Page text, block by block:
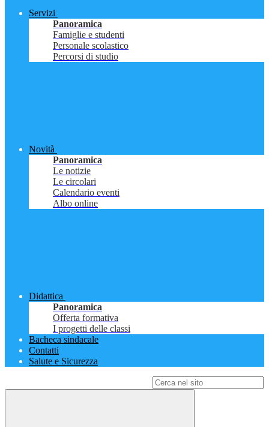
Servizi
Panoramica
Famiglie e studenti
Personale scolastico
Percorsi di studio
Novità
Panoramica
Le notizie
Le circolari
Calendario eventi
Albo online
Didattica
Panoramica
Offerta formativa
I progetti delle classi
Bacheca sindacale
Contatti
Salute e Sicurezza